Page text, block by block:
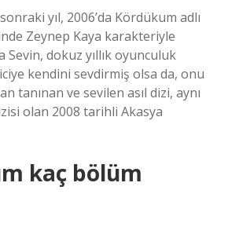
yıl, 2006’da Kördükum adlı
Zeynep Kaya karakteriyle
Sevin, dokuz yıllık oyunculuk
kendini sevdirmiş olsa da, onu
tanınan ve sevilen asıl dizi, aynı
olan 2008 tarihli Akasya
kaç bölüm